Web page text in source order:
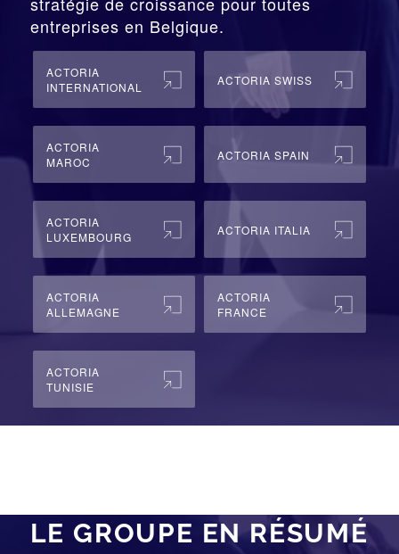
entreprises en Belgique.
ACTORIA
INTERNATIONAL
ACTORIA SWISS
ACTORIA
MAROC
ACTORIA SPAIN
ACTORIA
LUXEMBOURG
ACTORIA ITALIA
ACTORIA
ALLEMAGNE
ACTORIA
FRANCE
ACTORIA
TUNISIE
LE GROUPE EN RÉSUMÉ